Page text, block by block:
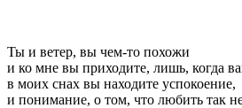
Ты и ветер, вы чем-то похожи
и ко мне вы приходите, лишь, когда
в моих снах вы находите успокоение,
и понимание, о том, что любить так